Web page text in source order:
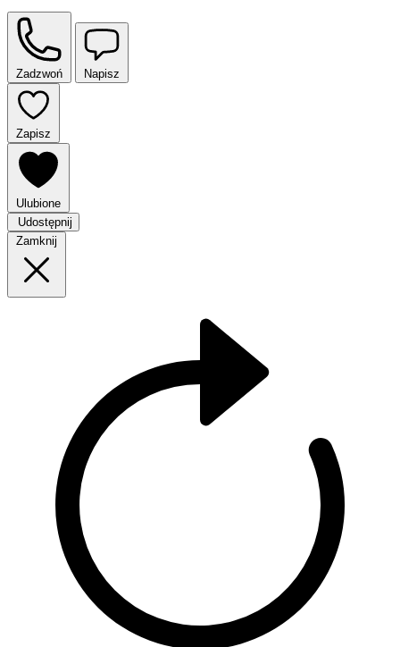
Zadzwoń Napisz
Zapisz
Ulubione
Udostępnij
Zamknij